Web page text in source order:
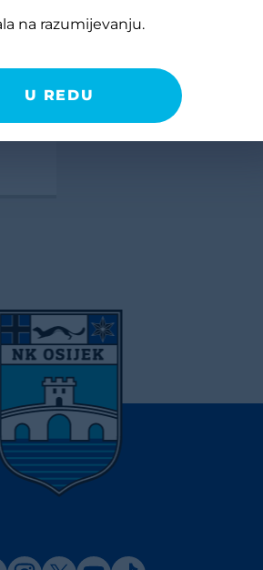
na razumijevanju.
U REDU